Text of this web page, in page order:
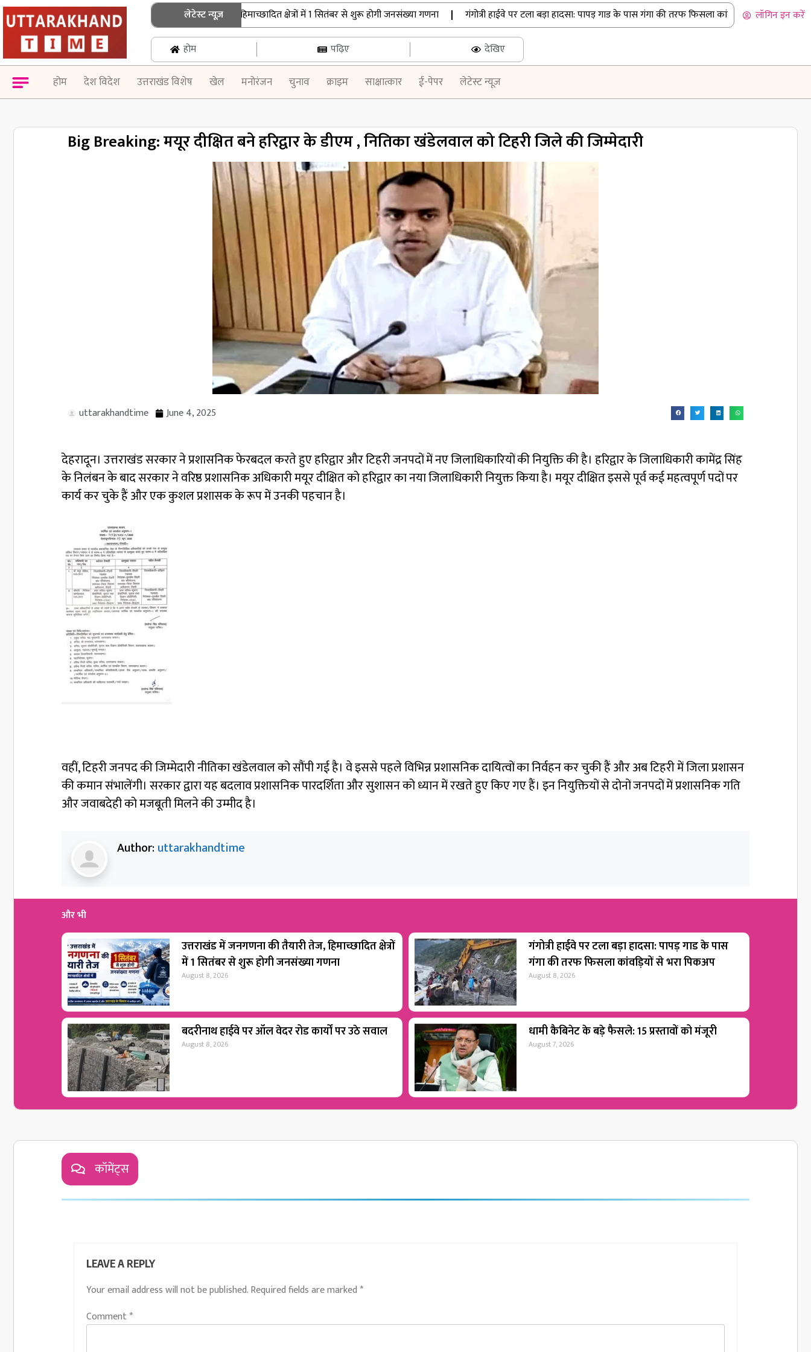
लेटेस्ट न्यूज़
उत्तराखंड में जनगणना की तैयारी तेज, हिमाच्छादित क्षेत्रों में 1 सितंबर से शुरू होगी जनसंख्या गणना | गंगोत्री हाईवे पर टला बड़ा हादसा: पापड़ गाड के पास गंगा की तरफ फिसला कांवड़ियों से भरा पिकअप |
लॉगिन इन करें
होम पढ़िए देखिए
होम देश विदेश उत्तराखंड विशेष खेल मनोरंजन चुनाव क्राइम साक्षात्कार ई-पेपर लेटेस्ट न्यूज़
Big Breaking: मयूर दीक्षित बने हरिद्वार के डीएम , नितिका खंडेलवाल को टिहरी जिले की जिम्मेदारी
uttarakhandtime June 4, 2025
देहरादून। उत्तराखंड सरकार ने प्रशासनिक फेरबदल करते हुए हरिद्वार और टिहरी जनपदों में नए जिलाधिकारियों की नियुक्ति की है। हरिद्वार के जिलाधिकारी कामेंद्र सिंह
के निलंबन के बाद सरकार ने वरिष्ठ प्रशासनिक अधिकारी मयूर दीक्षित को हरिद्वार का नया जिलाधिकारी नियुक्त किया है। मयूर दीक्षित इससे पूर्व कई महत्वपूर्ण पदों पर
कार्य कर चुके हैं और एक कुशल प्रशासक के रूप में उनकी पहचान है।
वहीं, टिहरी जनपद की जिम्मेदारी नीतिका खंडेलवाल को सौंपी गई है। वे इससे पहले विभिन्न प्रशासनिक दायित्वों का निर्वहन कर चुकी हैं और अब टिहरी में जिला प्रशासन
की कमान संभालेंगी। सरकार द्वारा यह बदलाव प्रशासनिक पारदर्शिता और सुशासन को ध्यान में रखते हुए किए गए हैं। इन नियुक्तियों से दोनों जनपदों में प्रशासनिक गति
और जवाबदेही को मजबूती मिलने की उम्मीद है।
Author:uttarakhandtime
और भी
उत्तराखंड में जनगणना की तैयारी तेज, हिमाच्छादित क्षेत्रों
में 1 सितंबर से शुरू होगी जनसंख्या गणना
August 8, 2026
गंगोत्री हाईवे पर टला बड़ा हादसा: पापड़ गाड के पास
गंगा की तरफ फिसला कांवड़ियों से भरा पिकअप
August 8, 2026
बदरीनाथ हाईवे पर ऑल वेदर रोड कार्यों पर उठे सवाल
August 8, 2026
धामी कैबिनेट के बड़े फैसले: 15 प्रस्तावों को मंजूरी
August 7, 2026
कॉमेंट्स
LEAVE A REPLY
Your email address will not be published.Required fields are marked *
Comment*